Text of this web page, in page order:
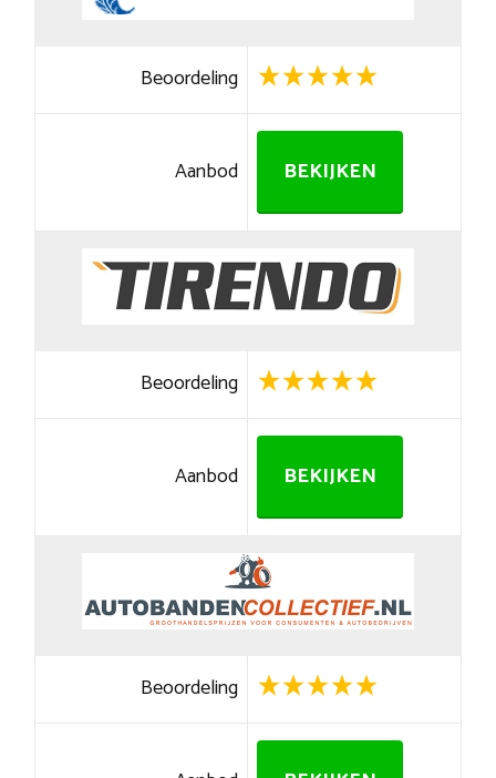
Beoordeling
Aanbod BEKIJKEN
Beoordeling
Aanbod BEKIJKEN
Beoordeling